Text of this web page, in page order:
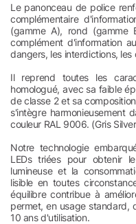
Le panonceau de police
complémentaire
(gamme A), rond
complément d'information
dangers, les interdictions,
Il reprend toutes les
homologué, avec sa faible
de classe 2 et sa
s'intègre harmonieusement
couleur RAL 9006. (Gris
Notre technologie
LEDs triées pour obtenir
lumineuse et la
lisible en toutes
équilibre contribue à
permet, en usage standard,
10 ans d'utilisation.